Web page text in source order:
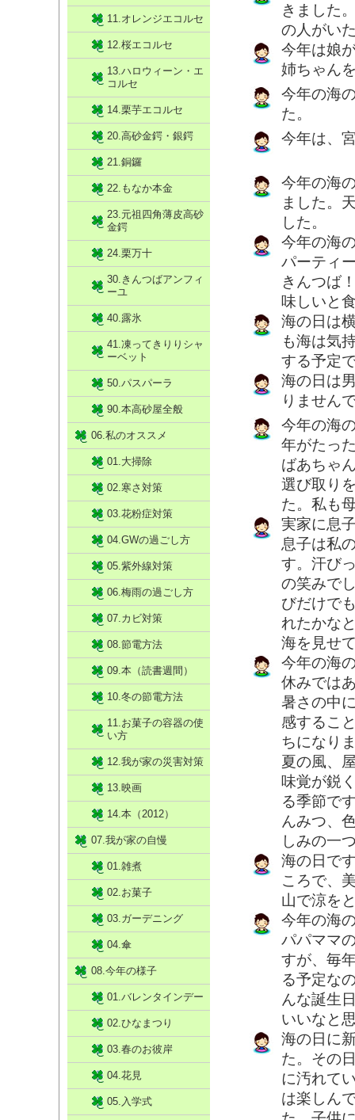
きました
の人がい
今年は娘
姉ちゃん
今年の海
た。
今年は、
今年の海
ました。
した。
今年の海
パーティ
きんつば
味しいと
海の日は
も海は気
する予定
海の日は
りません
今年の海
年がたっ
ばあちゃ
選び取り
た。私も
実家に息
息子は私
す。汗び
の笑みで
びだけで
れたかな
海を見せ
今年の海
休みでは
暑さの中
感するこ
ちになり
夏の風、
味覚が鋭
る季節で
んみつ、
しみの一
海の日で
ころで、
山で涼を
今年の海
パパママ
すが、毎
る予定な
んな誕生
いいなと
海の日に
た。その
に汚れて
は楽しん
11.オレンジエコルセ
12.桜エコルセ
13.ハロウィーン・エ
コルセ
14.栗芋エコルセ
20.高砂金鍔・銀鍔
21.銅鑼
22.もなか本金
23.元祖四角薄皮高砂
金鍔
24.栗万十
30.きんつばアンフィ
ーユ
40.露氷
41.凍ってきりりシャ
ーベット
50.パスパーラ
90.本高砂屋全般
06.私のオススメ
01.大掃除
02.寒さ対策
03.花粉症対策
04.GWの過ごし方
05.紫外線対策
06.梅雨の過ごし方
07.カビ対策
08.節電方法
09.本（読書週間）
10.冬の節電方法
11.お菓子の容器の使
い方
12.我が家の災害対策
13.映画
14.本（2012）
07.我が家の自慢
01.雑煮
02.お菓子
03.ガーデニング
04.傘
08.今年の様子
01.バレンタインデー
02.ひなまつり
03.春のお彼岸
04.花見
05.入学式